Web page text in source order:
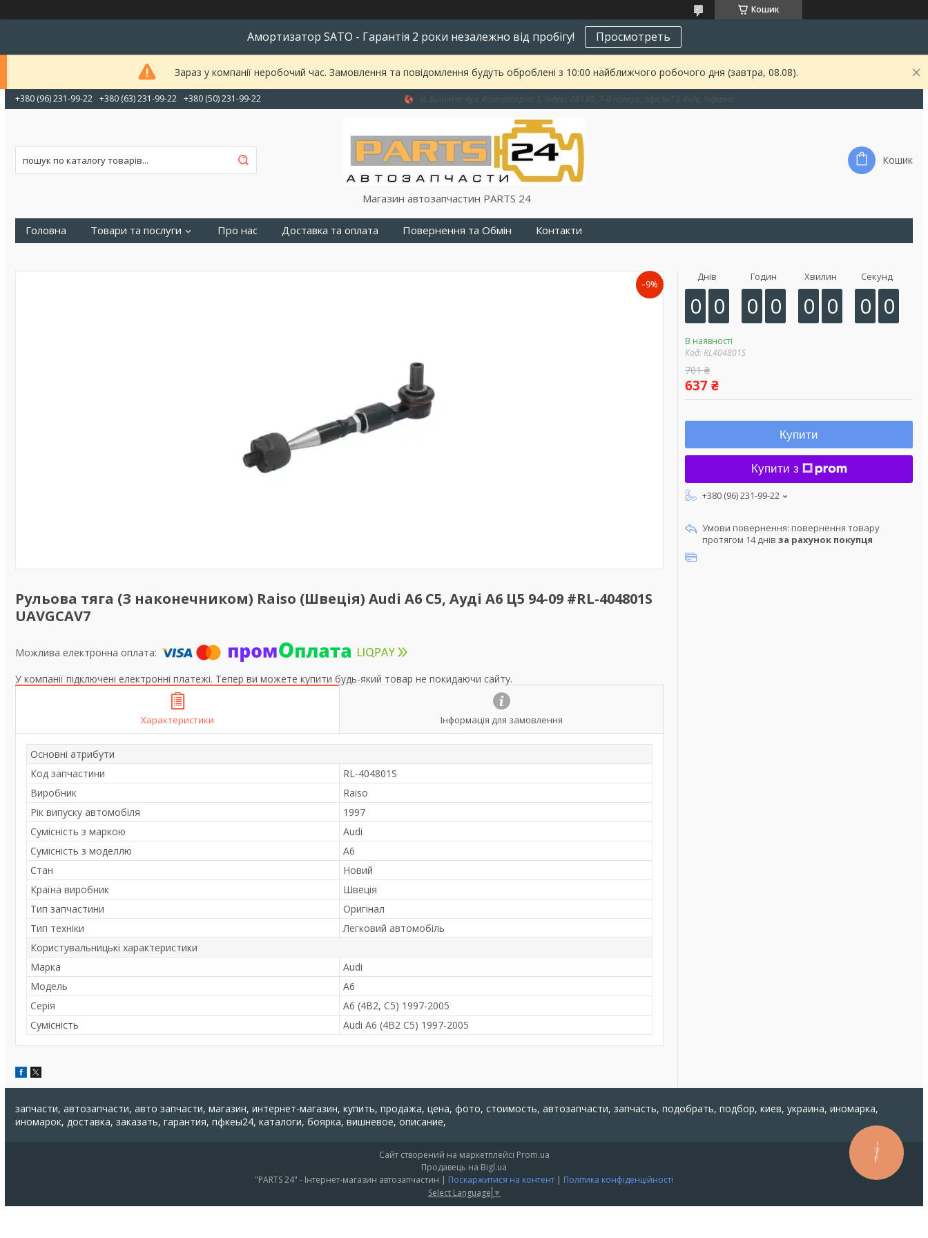
Кошик
Амортизатор SATO - Гарантія 2 роки незалежно від пробігу! Просмотреть
Зараз у компанії неробочий час. Замовлення та повідомлення будуть оброблені з 10:00 найближчого робочого дня (завтра, 08.08).
+380 (96) 231-99-22 +380 (63) 231-99-22 +380 (50) 231-99-22 м. Вишневе вул. Компресорна 3, індекс 08140, 7-й поверх, офіс №73, Київ, Україна
Магазин автозапчастин PARTS 24
Кошик
Головна Товари та послуги Про нас Доставка та оплата Повернення та Обмін Контакти
–9%
Рульова тяга (З наконечником) Raiso (Швеція) Audi A6 C5, Ауді А6 Ц5 94-09 #RL-404801S
UAVGCAV7
У компанії підключені електронні платежі. Тепер ви можете купити будь-який товар не покидаючи сайту.
Характеристики Інформація для замовлення
Основні атрибути
Код запчастини
RL-404801S
Виробник
Raiso
Рік випуску автомобіля
1997
Сумісність з маркою
Audi
Сумісність з моделлю
A6
Стан
Новий
Країна виробник
Швеція
Тип запчастини
Оригінал
Тип техніки
Легковий автомобіль
Користувальницькі характеристики
Марка
Audi
Мoдель
A6
Серія
A6 (4B2, C5) 1997-2005
Сумісність
Audi A6 (4B2 C5) 1997-2005
Днів
0 0
Годин
0 0
Хвилин
0 0
Секунд
0 0
В наявності
Код:RL404801S
701 ₴
637 ₴
Купити
Купити з
+380 (96) 231-99-22
повернення товару
протягом 14 днів за рахунок покупця
запчасти, автозапчасти, авто запчасти, магазин, интернет-магазин, купить, продажа, цена, фото, стоимость, автозапчасти, запчасть, подобрать, подбор, киев, украина, иномарка,
иномарок, доставка, заказать, гарантия, пфкеы24, каталоги, боярка, вишневое, описание,
Сайт створений на маркетплейсі Prom.ua
Продавець на Bigl.ua
"PARTS 24" - Інтернет-магазин автозапчастин | Поскаржитися на контент | Політика конфіденційності
Select Language ▼
КНОПКА
ЗВ'ЯЗКУ